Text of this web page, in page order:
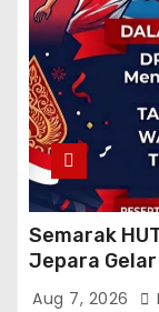
Semarak
Jepara
Se-Kabupaten
Aug 7, 2026